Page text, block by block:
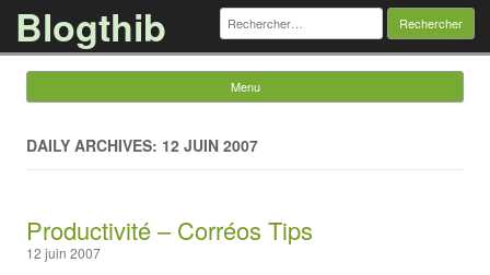
Blogthib Rechercher :
Menu
DAILY ARCHIVES: 12 JUIN 2007
Productivité – Corréos Tips
12 juin 2007